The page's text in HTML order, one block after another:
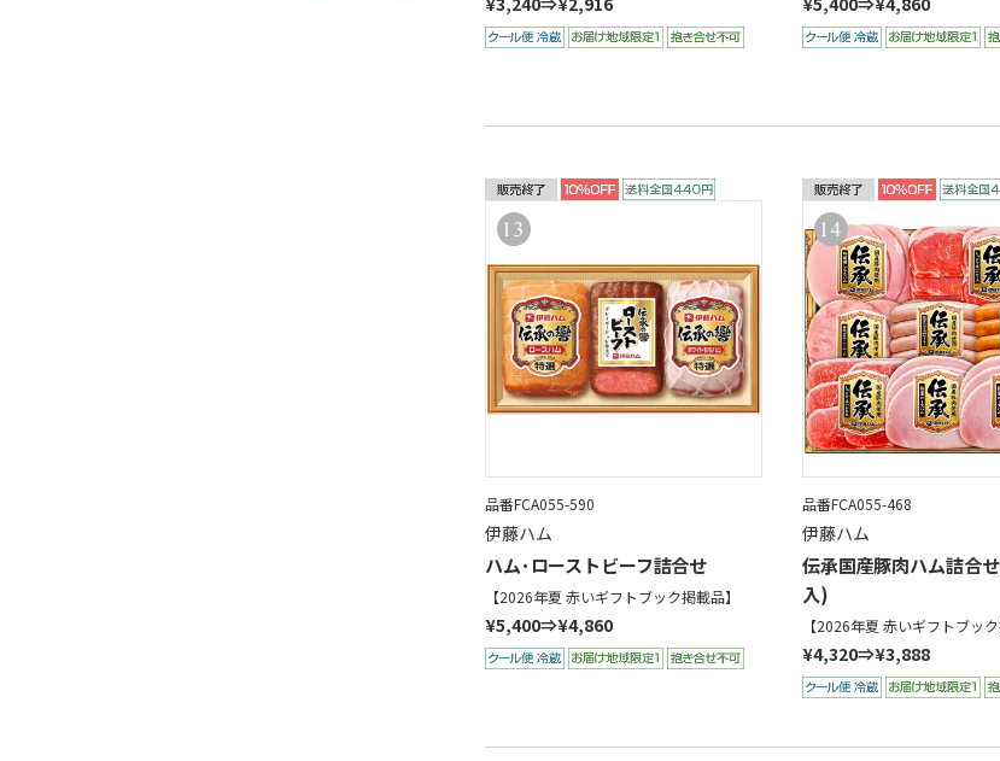
品番FCA055-590
伊藤ハム
ハム･ローストビーフ詰合せ
【2026年夏 赤いギフトブック掲載品】
¥5,400⇒¥4,860
品番FCA055-468
伊藤ハム
伝承国産豚肉ハム詰合
入)
【2026年夏 赤いギフトブック
¥4,320⇒¥3,888